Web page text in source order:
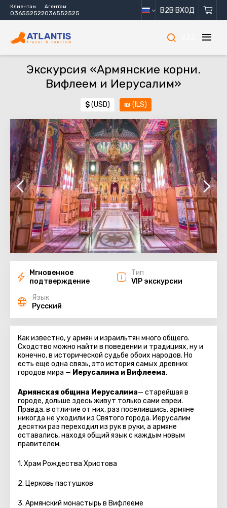
Клиентам
036552522
Агентам
036552525 B2B ВХОД
Экскурсия «Армянские корни.
Вифлеем и Иерусалим»
$(USD) ₪ (ILS)
Мгновенное
подтверждение
Тип
VIP экскурсии
Язык
Русский
Как известно, у армян и израильтян много общего.
Сходство можно найти в поведении и традициях, ну и
конечно, в исторической судьбе обоих народов. Но
есть еще одна связь, это история самых древних
городов мира — Иерусалима и Вифлеема.
Армянская община Иерусалима— старейшая в
городе, дольше здесь живут только сами евреи.
Правда, в отличие от них, раз поселившись, армяне
никогда не уходили из Святого города. Иерусалим
десятки раз переходил из рук в руки, а армяне
оставались, находя общий язык с каждым новым
правителем.
1. Храм Рождества Христова
2. Церковь пастушков
3. Армянский монастырь в Вифлееме